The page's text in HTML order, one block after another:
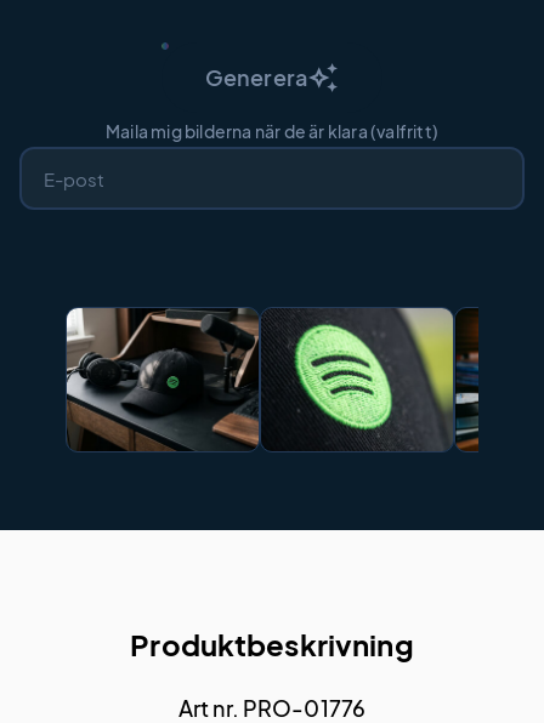
Genereraauto_awesome
Maila mig bilderna när de är klara (valfritt)
Produktbeskrivning
Art nr. PRO-01776